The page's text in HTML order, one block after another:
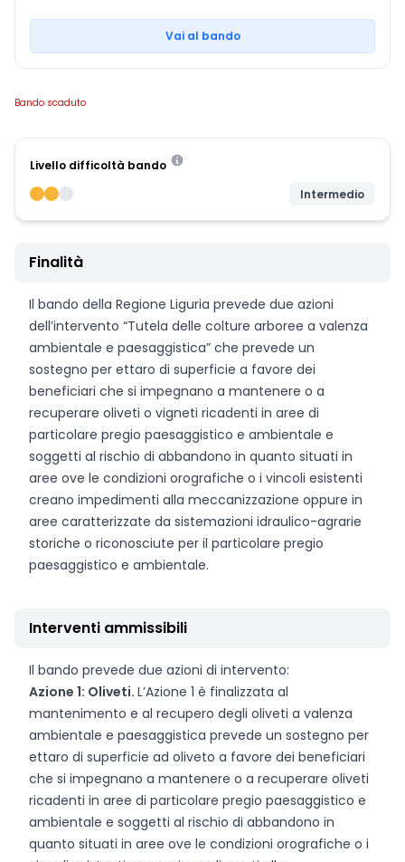
Vai al bando
Bando scaduto
Livello difficoltà bando
Intermedio
Finalità
Il bando della Regione Liguria prevede due azioni
dell’intervento “Tutela delle colture arboree a valenza
ambientale e paesaggistica” che prevede un
sostegno per ettaro di superficie a favore dei
beneficiari che si impegnano a mantenere o a
recuperare oliveti o vigneti ricadenti in aree di
particolare pregio paesaggistico e ambientale e
soggetti al rischio di abbandono in quanto situati in
aree ove le condizioni orografiche o i vincoli esistenti
creano impedimenti alla meccanizzazione oppure in
aree caratterizzate da sistemazioni idraulico-agrarie
storiche o riconosciute per il particolare pregio
paesaggistico e ambientale.
Interventi ammissibili
Il bando prevede due azioni di intervento:
Azione 1: Oliveti. L’Azione 1 è finalizzata al
mantenimento e al recupero degli oliveti a valenza
ambientale e paesaggistica prevede un sostegno per
ettaro di superficie ad oliveto a favore dei beneficiari
che si impegnano a mantenere o a recuperare oliveti
ricadenti in aree di particolare pregio paesaggistico e
ambientale e soggetti al rischio di abbandono in
quanto situati in aree ove le condizioni orografiche o i